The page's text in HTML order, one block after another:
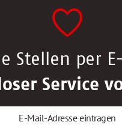
Stellen per
Service
E-Mail-Adresse eintragen